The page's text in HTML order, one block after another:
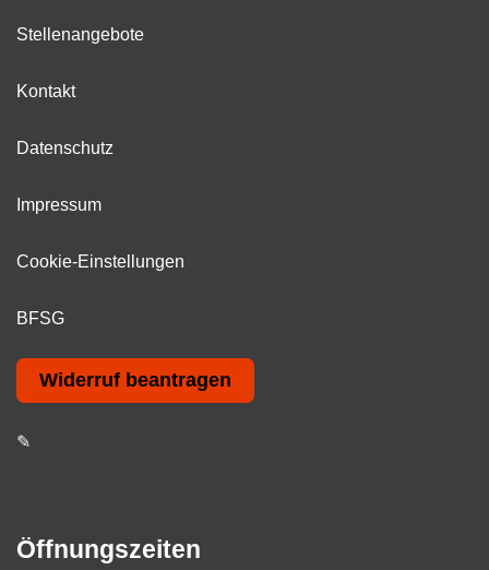
Stellenangebote
Kontakt
Datenschutz
Impressum
Cookie-Einstellungen
BFSG
Widerruf beantragen
✎
Öffnungszeiten